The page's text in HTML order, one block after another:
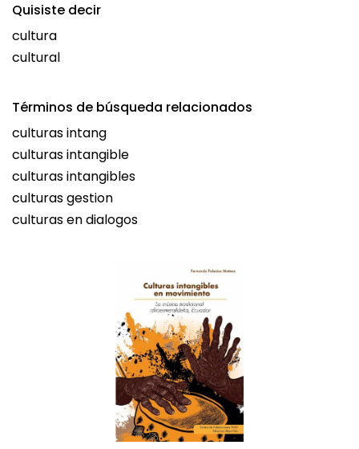
Quisiste decir
cultura
cultural
Términos de búsqueda relacionados
culturas intang
culturas intangible
culturas intangibles
culturas gestion
culturas en dialogos